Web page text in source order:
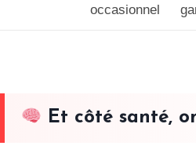
occasionnel
Et côté santé,